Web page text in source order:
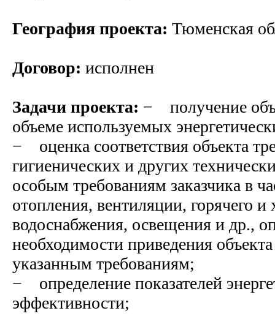
География проекта: Тюменская
Договор: исполнен
Задачи проекта: − получение
объеме используемых
− оценка соответствия объекта
гигиенических и других
особым требованиям заказчика в
отопления, вентиляции, горячего и
водоснабжения, освещения и др.,
необходимости приведения объекта
указанным требованиям;
− определение показателей
эффективности;